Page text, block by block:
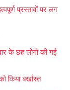
प्रस्तावों पर लग
के छह लोगों की गई
किया बर्खास्त